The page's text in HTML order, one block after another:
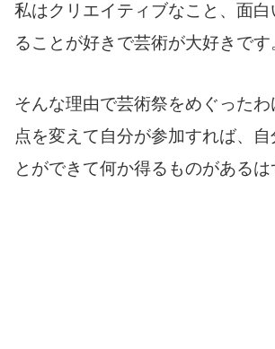
私はクリエイティブなこと、面白
ることが好きで芸術が大好きです
そんな理由で芸術祭をめぐった
点を変えて自分が参加すれば、自
とができて何か得るものがあるは